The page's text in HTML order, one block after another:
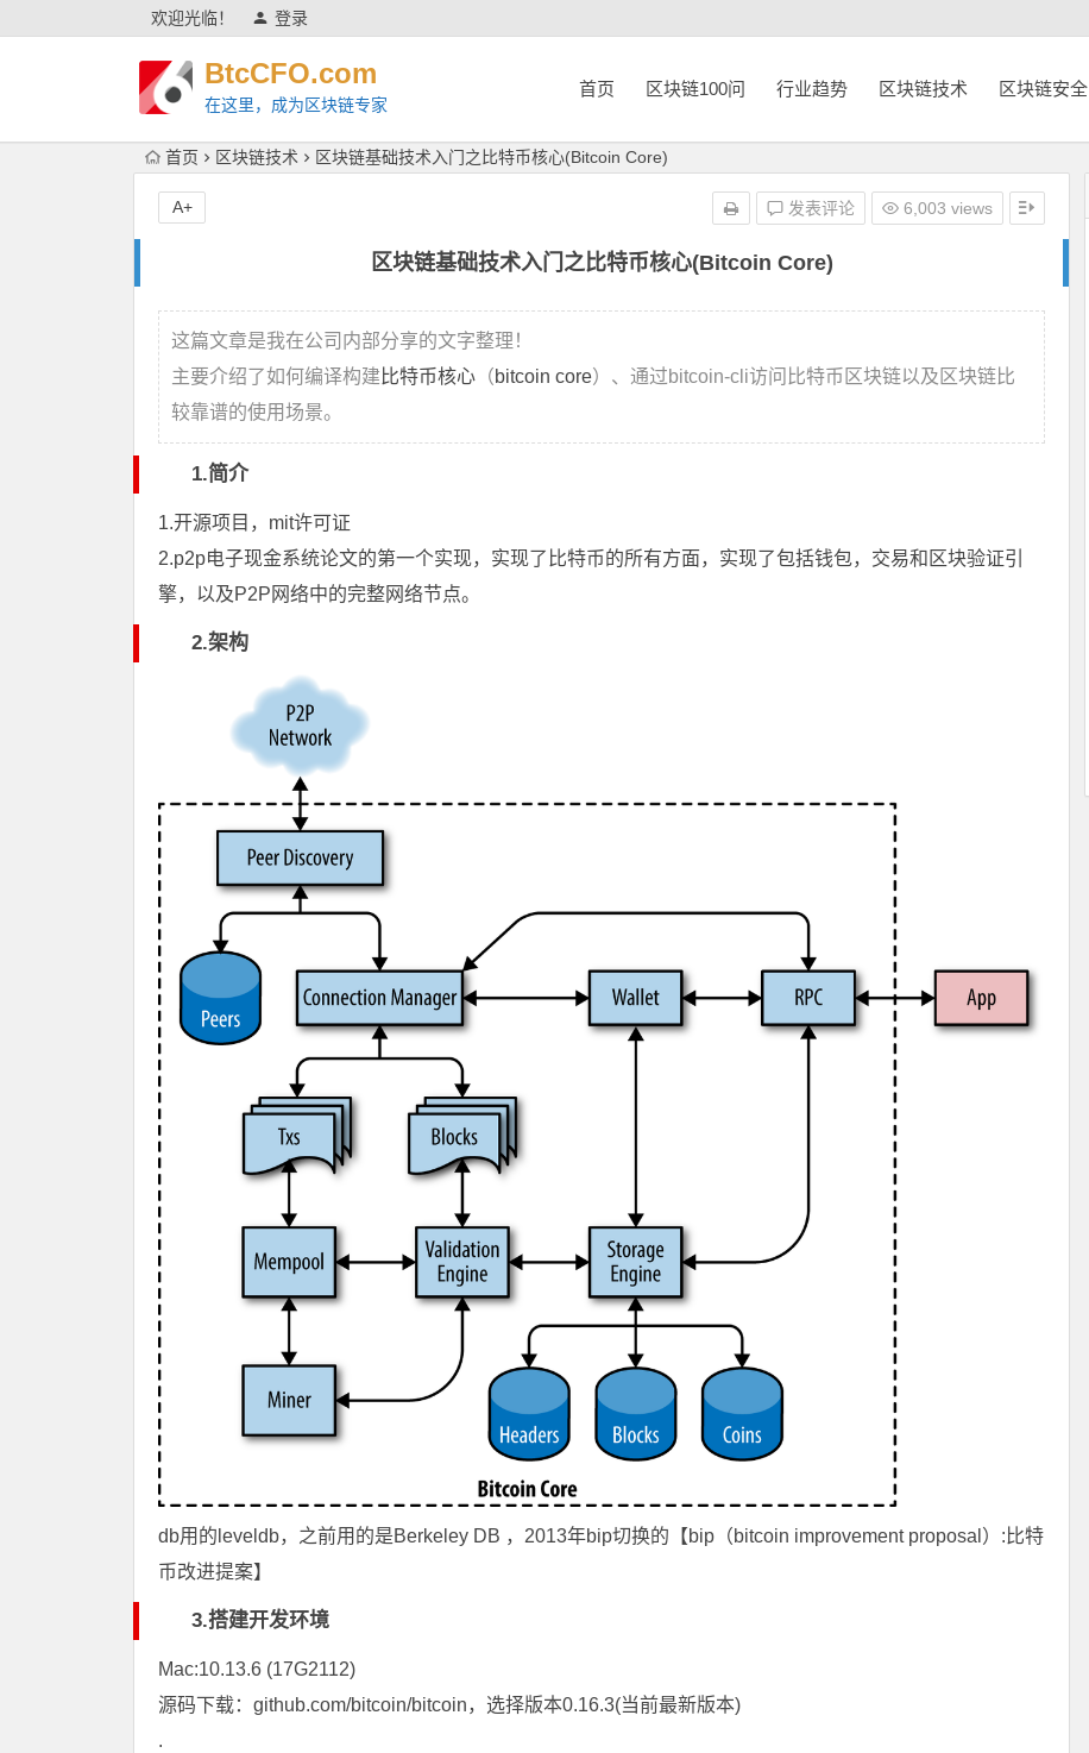
欢迎光临！ 登录
BtcCFO.com
在这里，成为区块链专家
首页 区块链100问 行业趋势 区块链技术 区块链安全
首页 区块链技术 区块链基础技术入门之比特币核心(Bitcoin Core)
区块链基础技术入门之比特币核心(Bitcoin Core)
发表评论 6,003 views
A+
这篇文章是我在公司内部分享的文字整理！
主要介绍了如何编译构建 比特币核心 （bitcoin core）、通过bitcoin-cli访问比特币区块链以及区块链比
较靠谱的使用场景。
1.简介
1.开源项目，mit许可证
2.p2p电子现金系统论文的第一个实现，实现了比特币的所有方面，实现了包括钱包，交易和区块验证引
擎，以及P2P网络中的完整网络节点。
2.架构
db用的leveldb，之前用的是Berkeley DB ，2013年bip切换的【bip（bitcoin improvement proposal）:比特
币改进提案】
3.搭建开发环境
Mac:10.13.6 (17G2112)
源码下载：github.com/bitcoin/bitcoin，选择版本0.16.3(当前最新版本)
.